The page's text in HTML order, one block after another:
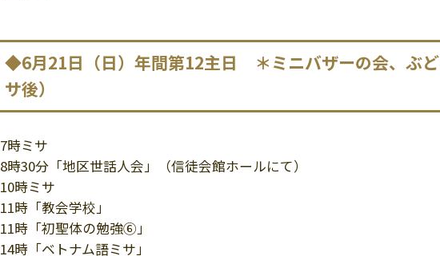
◆6月21日（日）年間第12主日 ＊ミニバザーの会、ぶ
サ後）
7時ミサ
8時30分「地区世話人会」（信徒会館ホールにて）
10時ミサ
11時「教会学校」
11時「初聖体の勉強⑥」
14時「ベトナム語ミサ」